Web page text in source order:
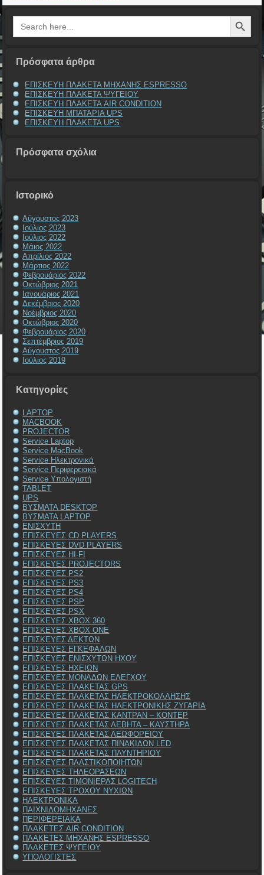
Search
for:
Search Button
Πρόσφατα άρθρα
ΕΠΙΣΚΕΥΗ ΠΛΑΚΕΤΑ ΜΗΧΑΝΗΣ ESPRESSO
ΕΠΙΣΚΕΥΗ ΠΛΑΚΕΤΑ ΨΥΓΕΙΟΥ
ΕΠΙΣΚΕΥΗ ΠΛΑΚΕΤΑ AIR CONDITION
ΕΠΙΣΚΕΥΗ ΜΠΑΤΑΡΙΑ UPS
ΕΠΙΣΚΕΥΗ ΠΛΑΚΕΤΑ UPS
Πρόσφατα σχόλια
Ιστορικό
Αύγουστος 2023
Ιούλιος 2023
Ιούλιος 2022
Μάιος 2022
Απρίλιος 2022
Μάρτιος 2022
Φεβρουάριος 2022
Οκτώβριος 2021
Ιανουάριος 2021
Δεκέμβριος 2020
Νοέμβριος 2020
Οκτώβριος 2020
Φεβρουάριος 2020
Σεπτέμβριος 2019
Αύγουστος 2019
Ιούλιος 2019
Kατηγορίες
LAPTOP
MACBOOK
PROJECTOR
Service Laptop
Service MacBook
Service Ηλεκτρονικά
Service Περιφερειακά
Service Υπολογιστή
TABLET
UPS
ΒΥΣΜΑΤΑ DESKTOP
ΒΥΣΜΑΤΑ LAPTOP
ΕΝΙΣΧΥΤΗ
ΕΠΙΣΚΕΥΕΣ CD PLAYERS
ΕΠΙΣΚΕΥΕΣ DVD PLAYERS
ΕΠΙΣΚΕΥΕΣ HI-FI
ΕΠΙΣΚΕΥΕΣ PROJECTORS
ΕΠΙΣΚΕΥΕΣ PS2
ΕΠΙΣΚΕΥΕΣ PS3
ΕΠΙΣΚΕΥΕΣ PS4
ΕΠΙΣΚΕΥΕΣ PSP
ΕΠΙΣΚΕΥΕΣ PSX
ΕΠΙΣΚΕΥΕΣ XBOX 360
ΕΠΙΣΚΕΥΕΣ XBOX ONE
ΕΠΙΣΚΕΥΕΣ ΔΕΚΤΩΝ
ΕΠΙΣΚΕΥΕΣ ΕΓΚΕΦΑΛΩΝ
ΕΠΙΣΚΕΥΕΣ ΕΝΙΣΧΥΤΩΝ ΗΧΟΥ
ΕΠΙΣΚΕΥΕΣ ΗΧΕΙΩΝ
ΕΠΙΣΚΕΥΕΣ ΜΟΝΑΔΩΝ ΕΛΕΓΧΟΥ
ΕΠΙΣΚΕΥΕΣ ΠΛΑΚΕΤΑΣ GPS
ΕΠΙΣΚΕΥΕΣ ΠΛΑΚΕΤΑΣ ΗΛΕΚΤΡΟΚΟΛΛΗΣΗΣ
ΕΠΙΣΚΕΥΕΣ ΠΛΑΚΕΤΑΣ ΗΛΕΚΤΡΟΝΙΚΗΣ ΖΥΓΑΡΙΑ
ΕΠΙΣΚΕΥΕΣ ΠΛΑΚΕΤΑΣ ΚΑΝΤΡΑΝ – ΚΟΝΤΕΡ
ΕΠΙΣΚΕΥΕΣ ΠΛΑΚΕΤΑΣ ΛΕΒΗΤΑ – ΚΑΥΣΤΗΡΑ
ΕΠΙΣΚΕΥΕΣ ΠΛΑΚΕΤΑΣ ΛΕΩΦΟΡΕΙΟΥ
ΕΠΙΣΚΕΥΕΣ ΠΛΑΚΕΤΑΣ ΠΙΝΑΚΙΔΩΝ LED
ΕΠΙΣΚΕΥΕΣ ΠΛΑΚΕΤΑΣ ΠΛΥΝΤΗΡΙΟΥ
ΕΠΙΣΚΕΥΕΣ ΠΛΑΣΤΙΚΟΠΟΙΗΤΩΝ
ΕΠΙΣΚΕΥΕΣ ΤΗΛΕΟΡΑΣΕΩΝ
ΕΠΙΣΚΕΥΕΣ ΤΙΜΟΝΙΕΡΑΣ LOGITECH
ΕΠΙΣΚΕΥΕΣ ΤΡΟΧΟΥ ΝΥΧΙΩΝ
ΗΛΕΚΤΡΟΝΙΚΑ
ΠΑΙΧΝΙΔΟΜΗΧΑΝΕΣ
ΠΕΡΙΦΕΡΕΙΑΚΑ
ΠΛΑΚΕΤΕΣ AIR CONDITION
ΠΛΑΚΕΤΕΣ ΜΗΧΑΝΗΣ ESPRESSO
ΠΛΑΚΕΤΕΣ ΨΥΓΕΙΟΥ
ΥΠΟΛΟΓΙΣΤΕΣ